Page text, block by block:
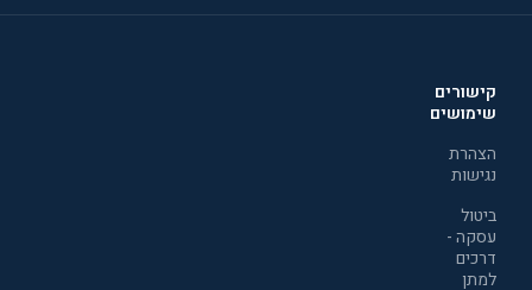
קישורים
שימושים
הצהרת
נגישות
ביטול
עסקה -
דרכים
למתן